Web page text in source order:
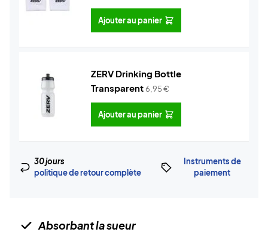
Ajouter au panier
ZERV Drinking Bottle
Transparent6,95€
Ajouter au panier
30 jours
politique de retour complète
Instruments de
paiement
Absorbant la sueur